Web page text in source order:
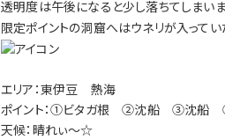
透明度は午後になると少し落ちてしまい
限定ポイントの洞窟へはウネリが入って
エリア：東伊豆 熱海
ポイント：①ビタガ根 ②沈船 ③沈船
天候：晴れぃ～☆